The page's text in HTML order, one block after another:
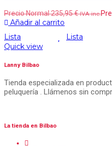
Precio Normal235,95€ IVA inc.
Añadir al carrito
Lista
Lista
Quick view
Lanny Bilbao
Tienda especializada en
peluquería . Llámenos sin
La tienda en Bilbao